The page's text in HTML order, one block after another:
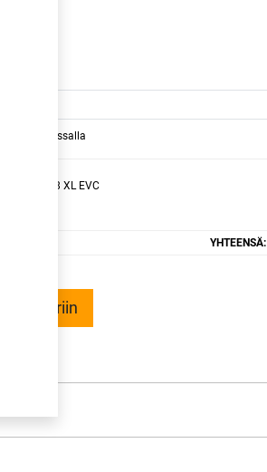
ajan kassalla
8 XL EVC
YHTEENSÄ: